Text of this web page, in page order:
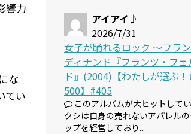
響力
な
てい
アイアイ♪
2026/7/31
女子が踊れるロック 〜フラ
ディナンド『フランツ・フェ
ド』(2004)【わたしが選ぶ
500】#405
このアルバムが大ヒットして
クシは自身の売れないアパレル
ップを経営しており...